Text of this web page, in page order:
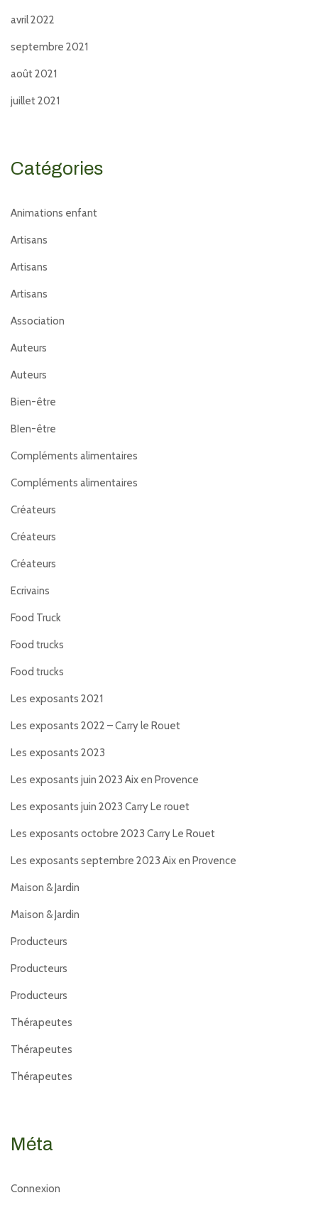
avril 2022
septembre 2021
août 2021
juillet 2021
Catégories
Animations enfant
Artisans
Artisans
Artisans
Association
Auteurs
Auteurs
Bien-être
BIen-être
Compléments alimentaires
Compléments alimentaires
Créateurs
Créateurs
Créateurs
Ecrivains
Food Truck
Food trucks
Food trucks
Les exposants 2021
Les exposants 2022 – Carry le Rouet
Les exposants 2023
Les exposants juin 2023 Aix en Provence
Les exposants juin 2023 Carry Le rouet
Les exposants octobre 2023 Carry Le Rouet
Les exposants septembre 2023 Aix en Provence
Maison & Jardin
Maison & Jardin
Producteurs
Producteurs
Producteurs
Thérapeutes
Thérapeutes
Thérapeutes
Méta
Connexion